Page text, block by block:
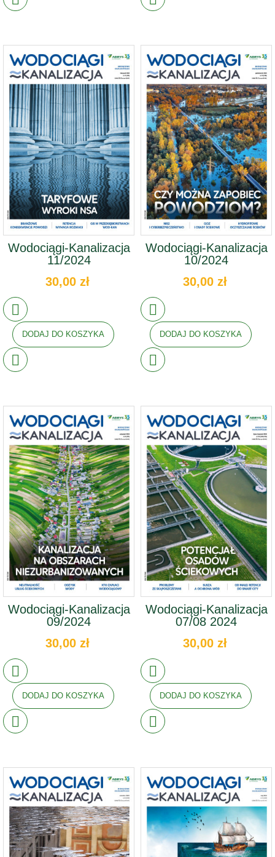
Wodociągi-Kanalizacja
11/2024
30,00 zł
DODAJ DO KOSZYKA
Wodociągi-Kanalizacja
10/2024
30,00 zł
DODAJ DO KOSZYKA
Wodociągi-Kanalizacja
09/2024
30,00 zł
DODAJ DO KOSZYKA
Wodociągi-Kanalizacja
07/08 2024
30,00 zł
DODAJ DO KOSZYKA